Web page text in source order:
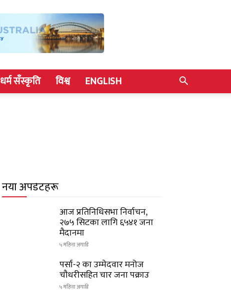
धर्म सँस्कृति विश्व ENGLISH
नयाँ अपडेटहरू
आज प्रतिनिधिसभा निर्वाचन,
२७५ सिटका लागि ६५४१ जना
मैदानमा
५ महिना अगाडि
पर्सा-२ का उम्मेदवार मनोज
चौधरीसहित चार जना पक्राउ
५ महिना अगाडि